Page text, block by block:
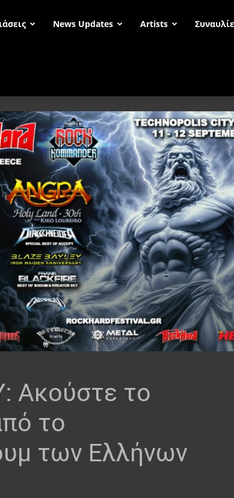
News Updates Artists
Ακούστε το
το
των Ελλήνων